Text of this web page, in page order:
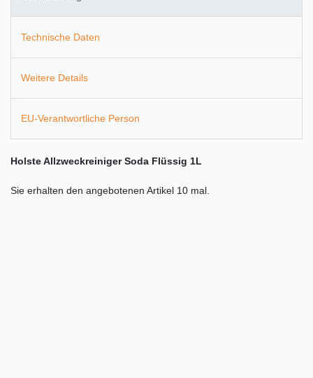
Technische Daten
Weitere Details
EU-Verantwortliche Person
Holste Allzweckreiniger Soda Flüssig 1L
Sie erhalten den angebotenen Artikel 10 mal.